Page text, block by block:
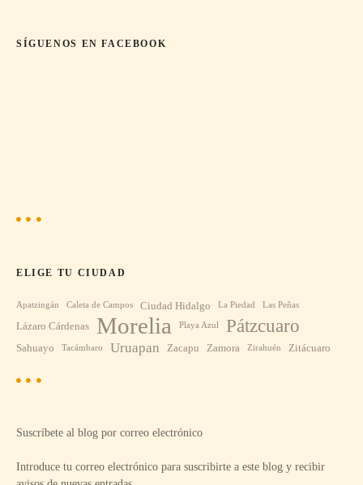
a
SÍGUENOS EN FACEBOOK
ELIGE TU CIUDAD
Apatzingán Caleta de Campos Ciudad Hidalgo La Piedad Las Peñas
Lázaro Cárdenas Morelia Playa Azul Pátzcuaro
Sahuayo Tacámbaro Uruapan Zacapu Zamora Zirahuén Zitácuaro
Suscríbete al blog por correo electrónico
Introduce tu correo electrónico para suscribirte a este blog y recibir